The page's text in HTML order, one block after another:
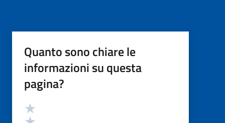
Quanto sono chiare le
informazioni su questa
pagina?
Valutazione